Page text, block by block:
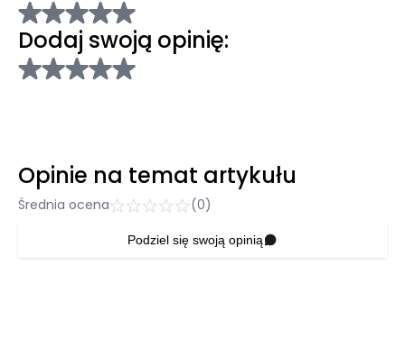
Dodaj swoją opinię:
Opinie na temat artykułu
Średnia ocena (0)
Podziel się swoją opinią